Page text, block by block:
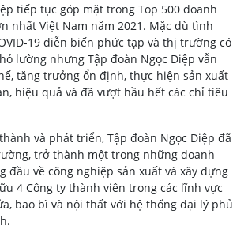
tiếp tục góp mặt trong Top 500 doanh
nhất Việt Nam năm 2021. Mặc dù tình
19 diễn biến phức tạp và thị trường có
lường nhưng Tập đoàn Ngọc Diệp vẫn
tăng trưởng ổn định, thực hiện sản xuất
hiệu quả và đã vượt hầu hết các chỉ tiêu
và phát triển, Tập đoàn Ngọc Diệp đã
trở thành một trong những doanh
đầu về công nghiệp sản xuất và xây dựng
4 Công ty thành viên trong các lĩnh vực
bao bì và nội thất với hệ thống đại lý phủ